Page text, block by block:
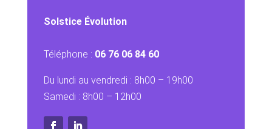
Solstice Évolution
Téléphone : 06 76 06 84 60
Du lundi au vendredi : 8h00 – 19h00
Samedi : 8h00 – 12h00